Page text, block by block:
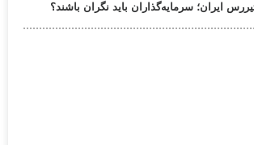
ایران؛ سرمایه‌گذاران باید نگران باشند؟